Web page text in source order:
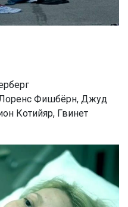
Фишбёрн, Джуд
Котийяр, Гвинет